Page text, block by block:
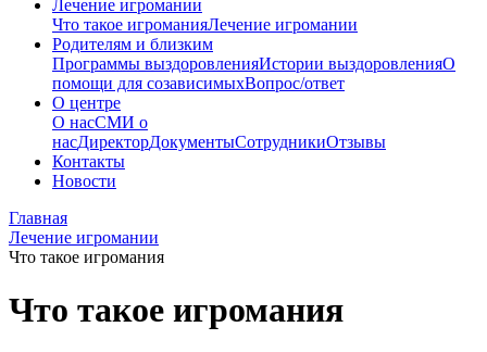
Лечение игромании
Что такое игроманияЛечение игромании
Родителям и близким
Программы выздоровленияИстории выздоровленияО
помощи для созависимыхВопрос/ответ
О центре
О насСМИ о
насДиректорДокументыСотрудникиОтзывы
Контакты
Новости
Главная
Лечение игромании
Что такое игромания
Что такое игромания